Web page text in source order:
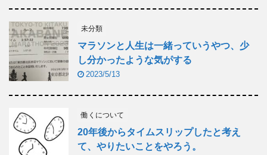
未分類
マラソンと人生は一緒っていうやつ、少
し分かったような気がする
2023/5/13
働くについて
20年後からタイムスリップしたと考え
て、やりたいことをやろう。